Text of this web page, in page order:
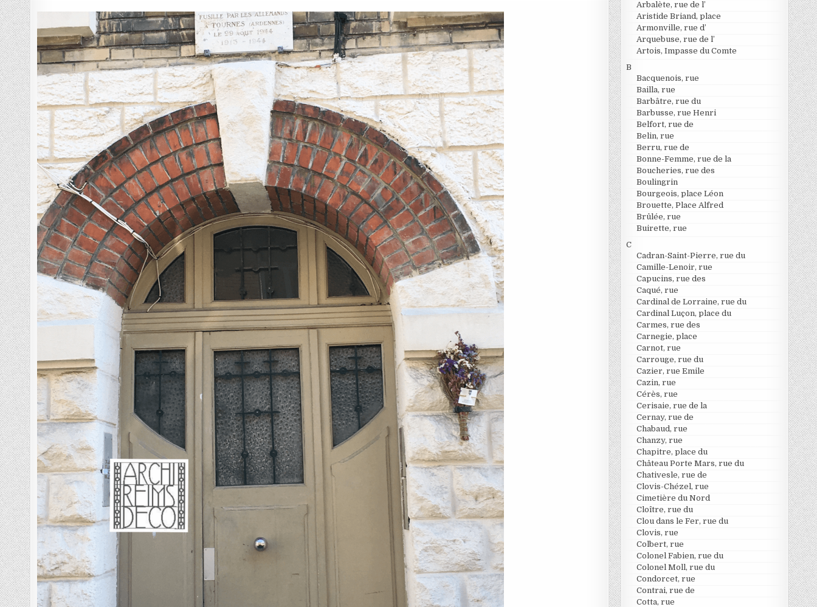
Arbalète, rue de l’
Aristide Briand, place
Armonville, rue d’
Arquebuse, rue de l’
Artois, Impasse du Comte
B
Bacquenois, rue
Bailla, rue
Barbâtre, rue du
Barbusse, rue Henri
Belfort, rue de
Belin, rue
Berru, rue de
Bonne-Femme, rue de la
Boucheries, rue des
Boulingrin
Bourgeois, place Léon
Brouette, Place Alfred
Brûlée, rue
Buirette, rue
C
Cadran-Saint-Pierre, rue du
Camille-Lenoir, rue
Capucins, rue des
Caqué, rue
Cardinal de Lorraine, rue du
Cardinal Luçon, place du
Carmes, rue des
Carnegie, place
Carnot, rue
Carrouge, rue du
Cazier, rue Emile
Cazin, rue
Cérès, rue
Cerisaie, rue de la
Cernay, rue de
Chabaud, rue
Chanzy, rue
Chapitre, place du
Château Porte Mars, rue du
Chativesle, rue de
Clovis-Chézel, rue
Cimetière du Nord
Cloître, rue du
Clou dans le Fer, rue du
Clovis, rue
Colbert, rue
Colonel Fabien, rue du
Colonel Moll, rue du
Condorcet, rue
Contrai, rue de
Cotta, rue